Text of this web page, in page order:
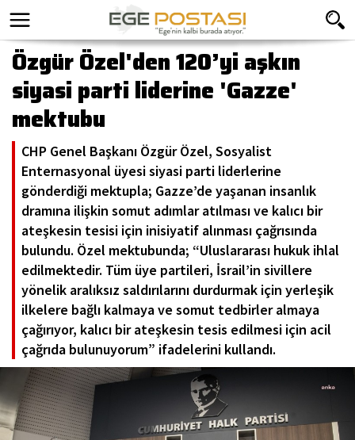
Özgür Özel'den 120’yi aşkın
siyasi parti liderine 'Gazze'
mektubu
CHP Genel Başkanı Özgür Özel, Sosyalist
Enternasyonal üyesi siyasi parti liderlerine
gönderdiği mektupla; Gazze’de yaşanan insanlık
dramına ilişkin somut adımlar atılması ve kalıcı bir
ateşkesin tesisi için inisiyatif alınması çağrısında
bulundu. Özel mektubunda; “Uluslararası hukuk ihlal
edilmektedir. Tüm üye partileri, İsrail’in sivillere
yönelik aralıksız saldırılarını durdurmak için yerleşik
ilkelere bağlı kalmaya ve somut tedbirler almaya
çağırıyor, kalıcı bir ateşkesin tesis edilmesi için acil
çağrıda bulunuyorum” ifadelerini kullandı.